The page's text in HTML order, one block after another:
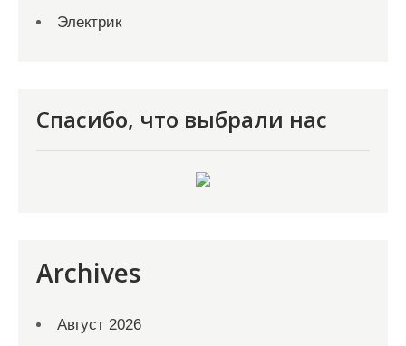
Электрик
Спасибо, что выбрали нас
Archives
Август 2026